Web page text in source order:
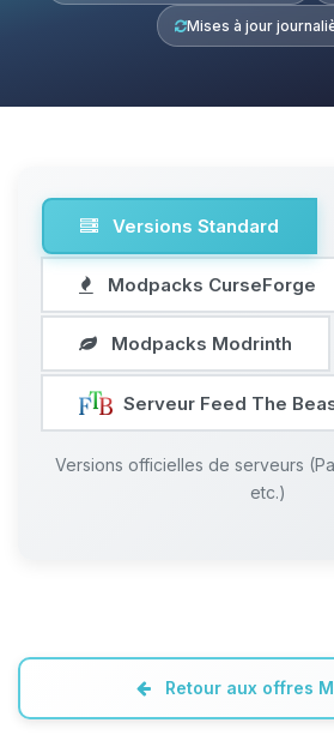
Mises à jour
Versions Standard
Modpacks CurseForge
Modpacks Modrinth
Serveur Feed The
Versions officielles de serveurs
etc.)
Retour aux offres